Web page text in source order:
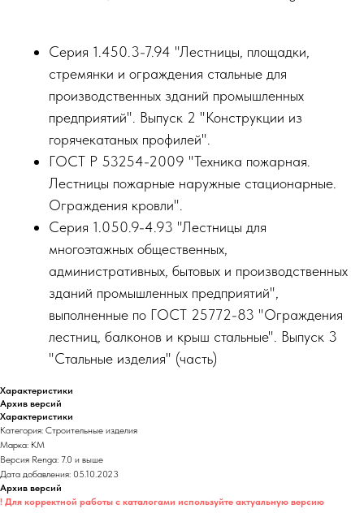
Серия 1.450.3-7.94 "Лестницы, площадки,
стремянки и ограждения стальные для
производственных зданий промышленных
предприятий". Выпуск 2 "Конструкции из
горячекатаных профилей".
ГОСТ Р 53254-2009 "Техника пожарная.
Лестницы пожарные наружные стационарные.
Ограждения кровли".
Серия 1.050.9-4.93 "Лестницы для
многоэтажных общественных,
административных, бытовых и производственных
зданий промышленных предприятий",
выполненные по ГОСТ 25772-83 "Ограждения
лестниц, балконов и крыш стальные". Выпуск 3
"Стальные изделия" (часть)
Характеристики
Архив версий
Характеристики
Категория: Строительные изделия
Марка: КМ
Версия Renga: 7.0 и выше
Дата добавления: 05.10.2023
Архив версий
! Для корректной работы с каталогами используйте актуальную версию